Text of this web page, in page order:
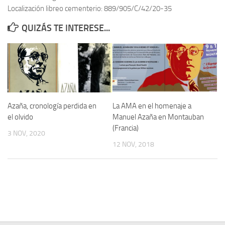
Memoria Histórica
Investigación previa de la represión en Talavera de la Reina (1937-
1947).
Informe Represión en Toledo 1936-1947 | Buscador
Informe de la fosa de abril de 1939 de Tembleque
Enciclopedia Republicana
Localización libreo cementerio: 889/905/C/42/20-35
QUIZÁS TE INTERESE...
Azaña, cronología perdida en
el olvido
3 NOV, 2020
La AMA en el homenaje a
Manuel Azaña en Montauban
(Francia)
12 NOV, 2018